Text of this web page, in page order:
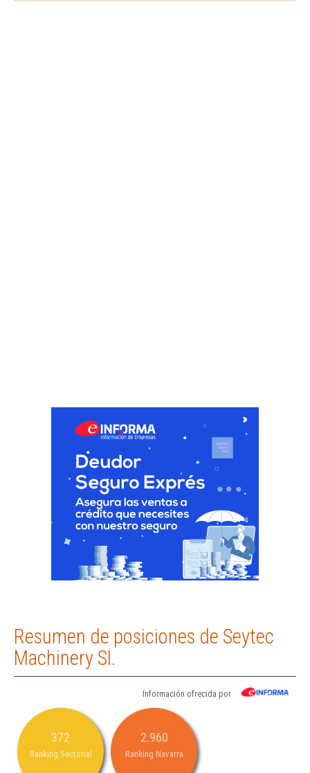
Resumen de posiciones de Seytec
Machinery Sl.
Información ofrecida por
372
Ranking Sectorial
2.960
Ranking Navarra